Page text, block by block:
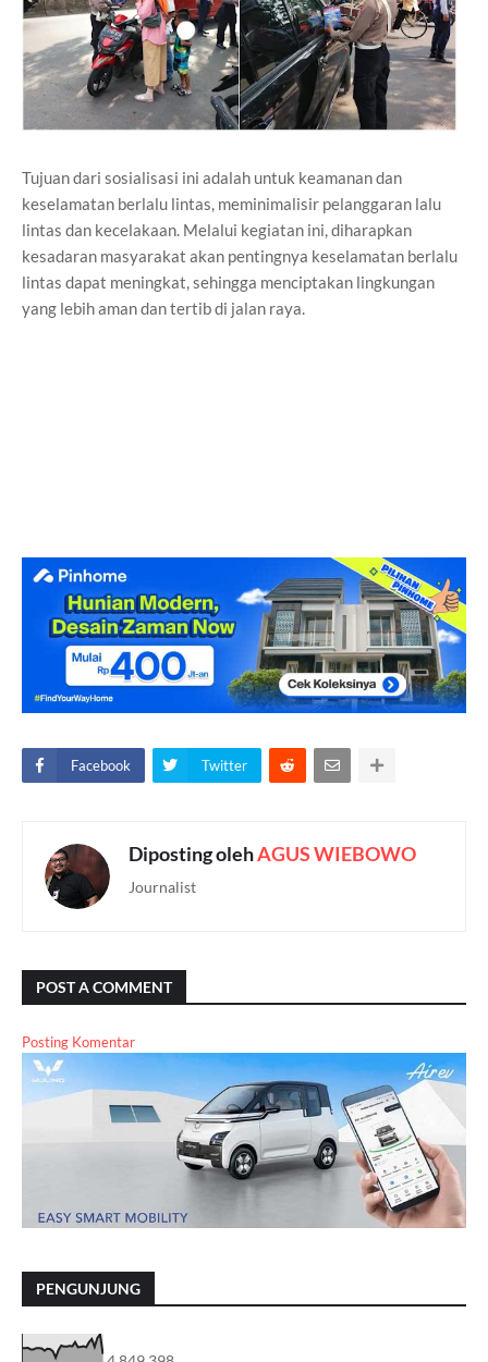
Tujuan dari sosialisasi ini adalah untuk keamanan dan
keselamatan berlalu lintas, meminimalisir pelanggaran lalu
lintas dan kecelakaan. Melalui kegiatan ini, diharapkan
kesadaran masyarakat akan pentingnya keselamatan berlalu
lintas dapat meningkat, sehingga menciptakan lingkungan
yang lebih aman dan tertib di jalan raya.
Facebook Twitter
Diposting olehAGUS WIEBOWO
Journalist
POST A COMMENT
Posting Komentar
PENGUNJUNG